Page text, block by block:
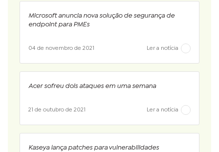
Microsoft anuncia nova solução de segurança de
endpoint para PMEs
04 de novembro de 2021 Ler a notícia
Acer sofreu dois ataques em uma semana
21 de outubro de 2021 Ler a notícia
Kaseya lança patches para vulnerabilidades